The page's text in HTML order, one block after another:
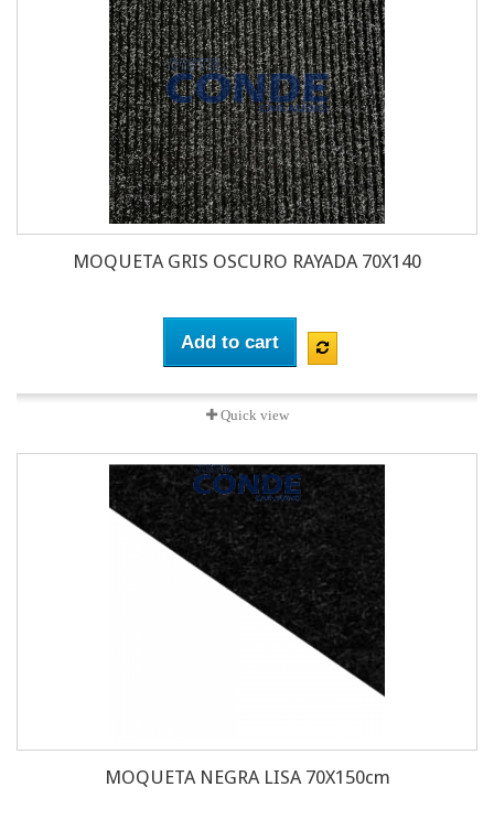
MOQUETA GRIS OSCURO RAYADA 70X140
Add to cart
Quick view
MOQUETA NEGRA LISA 70X150cm